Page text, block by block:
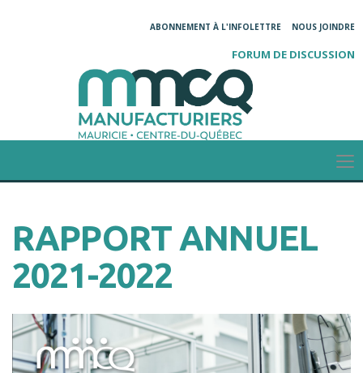
ABONNEMENT À L'INFOLETTRE NOUS JOINDRE
FORUM DE DISCUSSION
RAPPORT ANNUEL
2021-2022